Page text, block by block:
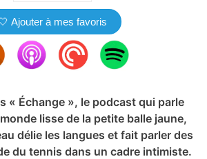
Ajouter à mes favoris
« Échange », le podcast qui parle
lisse de la petite balle jaune,
délie les langues et fait parler des
du tennis dans un cadre intimiste.